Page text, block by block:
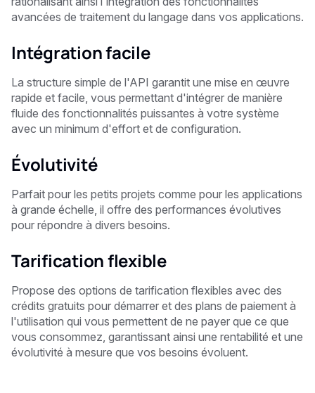
avancées de traitement du langage dans vos applications.
Intégration facile
La structure simple de l'API garantit une mise en œuvre
rapide et facile, vous permettant d'intégrer de manière
fluide des fonctionnalités puissantes à votre système
avec un minimum d'effort et de configuration.
Évolutivité
Parfait pour les petits projets comme pour les applications
à grande échelle, il offre des performances évolutives
pour répondre à divers besoins.
Tarification flexible
Propose des options de tarification flexibles avec des
crédits gratuits pour démarrer et des plans de paiement à
l'utilisation qui vous permettent de ne payer que ce que
vous consommez, garantissant ainsi une rentabilité et une
évolutivité à mesure que vos besoins évoluent.